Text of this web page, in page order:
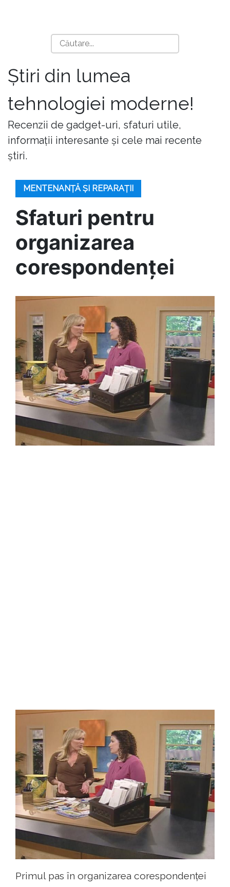
Știri din lumea
tehnologiei moderne!
Recenzii de gadget-uri, sfaturi utile,
informații interesante și cele mai recente
știri.
MENTENANȚĂ ȘI REPARAȚII
Sfaturi pentru
organizarea
corespondenței
Primul pas în organizarea corespondenței